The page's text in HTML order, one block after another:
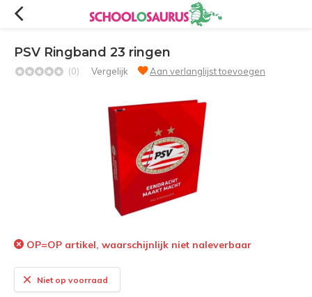
PSV Ringband 23 ringen
(0) Vergelijk Aan verlanglijst toevoegen
OP=OP artikel, waarschijnlijk niet naleverbaar
Niet op voorraad